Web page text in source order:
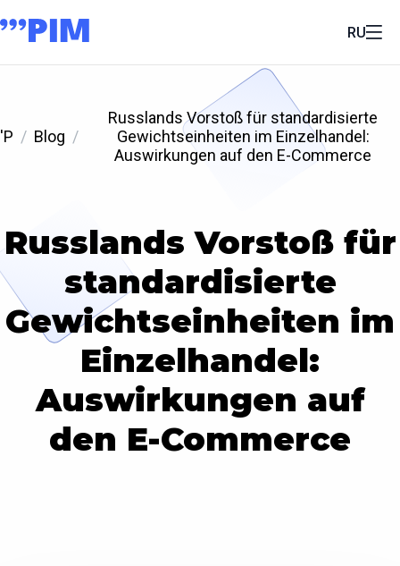
RU
'P Blog
Russlands Vorstoß für standardisierte
Gewichtseinheiten im Einzelhandel:
Auswirkungen auf den E-Commerce
Russlands Vorstoß für
standardisierte
Gewichtseinheiten im
Einzelhandel:
Auswirkungen auf
den E-Commerce